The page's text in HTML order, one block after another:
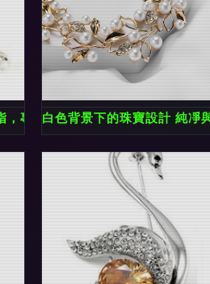
，專供韓版時尚與出口業務
白色背景下的珠寶設計 純凈